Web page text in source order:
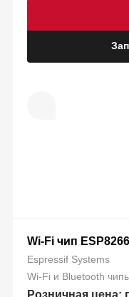
Wi-Fi чип
Espressif Systems
Wi-Fi и Bluetooth
Розничная цена: